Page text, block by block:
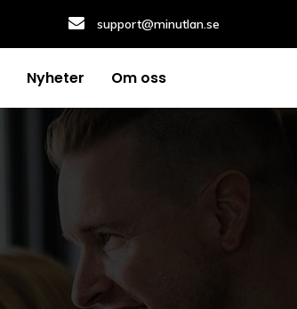
support@minutlan.se
Nyheter Om oss